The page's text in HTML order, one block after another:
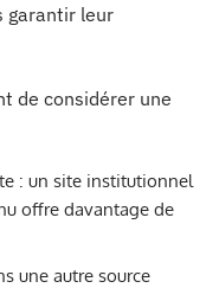
garantir leur
de considérer une
: un site institutionnel
offre davantage de
une autre source